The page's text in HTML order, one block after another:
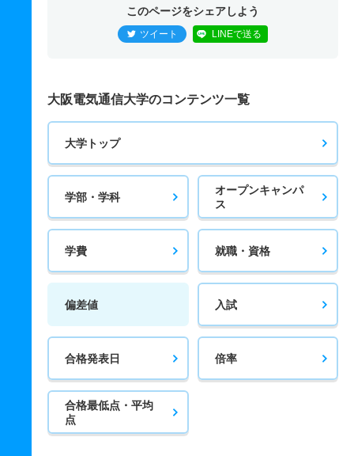
このページをシェアしよう
ツイート LINEで送る
大阪電気通信大学のコンテンツ一覧
大学トップ
学部・学科
オープンキャンパ
ス
学費 就職・資格
偏差値 入試
合格発表日 倍率
合格最低点・平均
点